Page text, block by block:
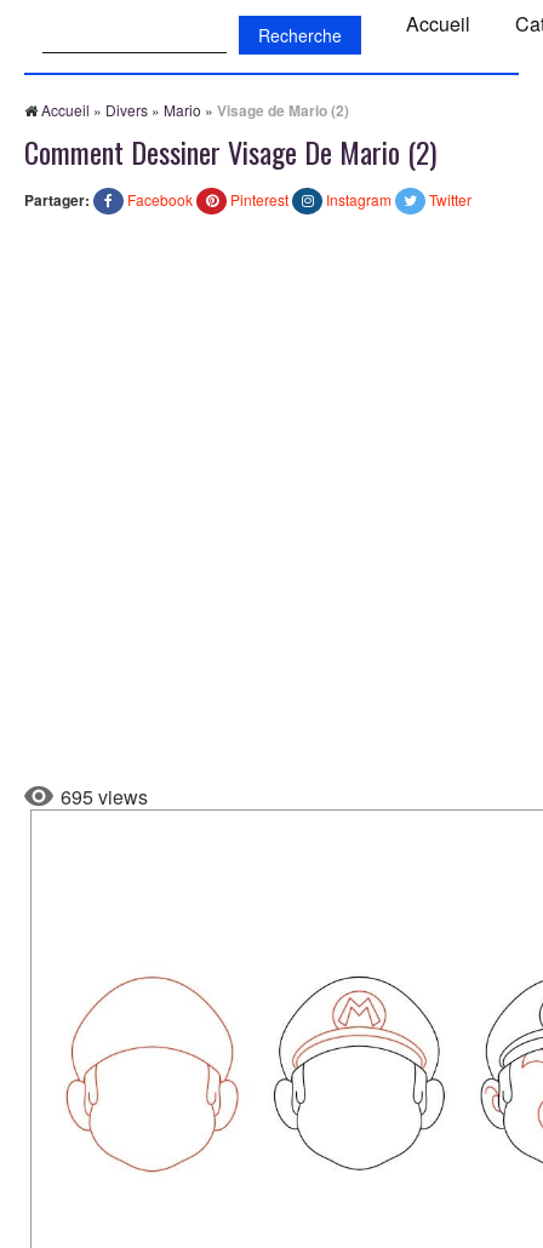
Accueil
Accueil » Divers » Mario » Visage de Mario (2)
Comment Dessiner Visage De Mario (2)
Partager: Facebook Pinterest Instagram Twitter
695 views